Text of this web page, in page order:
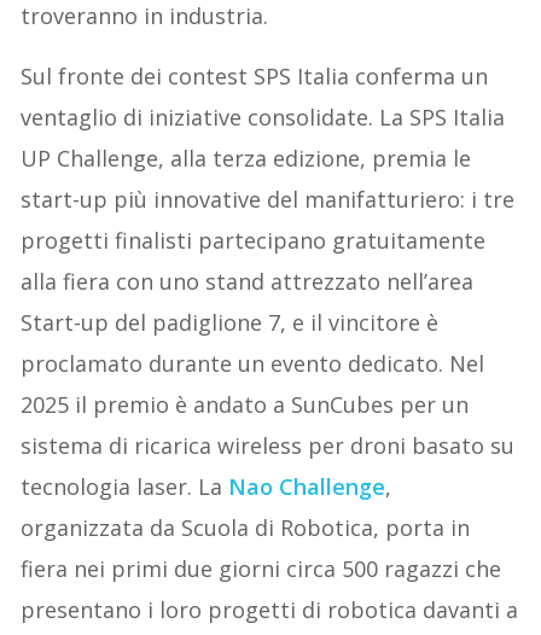
troveranno in industria.
Sul fronte dei contest SPS Italia conferma un
ventaglio di iniziative consolidate. La SPS Italia
UP Challenge, alla terza edizione, premia le
start-up più innovative del manifatturiero: i tre
progetti finalisti partecipano gratuitamente
alla fiera con uno stand attrezzato nell’area
Start-up del padiglione 7, e il vincitore è
proclamato durante un evento dedicato. Nel
2025 il premio è andato a SunCubes per un
sistema di ricarica wireless per droni basato su
tecnologia laser. La Nao Challenge,
organizzata da Scuola di Robotica, porta in
fiera nei primi due giorni circa 500 ragazzi che
presentano i loro progetti di robotica davanti a